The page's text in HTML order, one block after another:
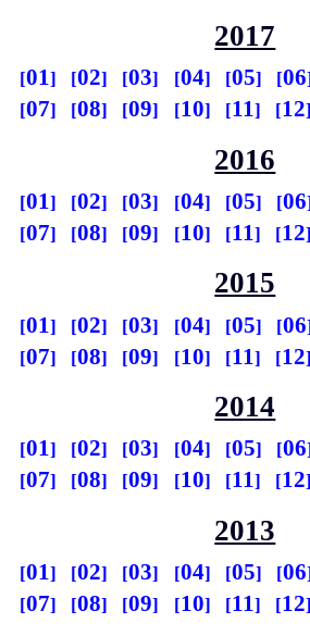
2017
01 02 03 04 05
06
07
08 09 10 11 12
2016
01 02 03 04 05
06
07
08 09 10 11 12
2015
01 02 03 04 05
06
07
08 09 10 11 12
2014
01 02 03 04 05
06
07
08 09 10 11 12
2013
01 02 03 04 05
06
07
08 09 10 11 12